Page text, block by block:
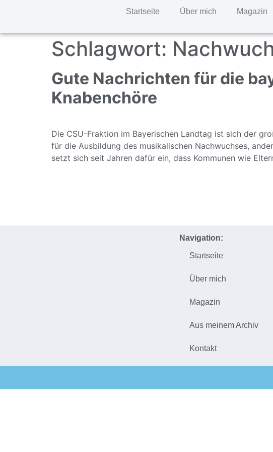
Startseite Über mich Magazin
Schlagwort:
Gute Nachrichten für die
Knabenchöre
Die CSU-Fraktion im Bayerischen Landtag ist sich der
für die Ausbildung des musikalischen Nachwuchses,
setzt sich seit Jahren dafür ein, dass Kommunen wie
Navigation:
Startseite
Über mich
Magazin
Aus meinem Archiv
Kontakt